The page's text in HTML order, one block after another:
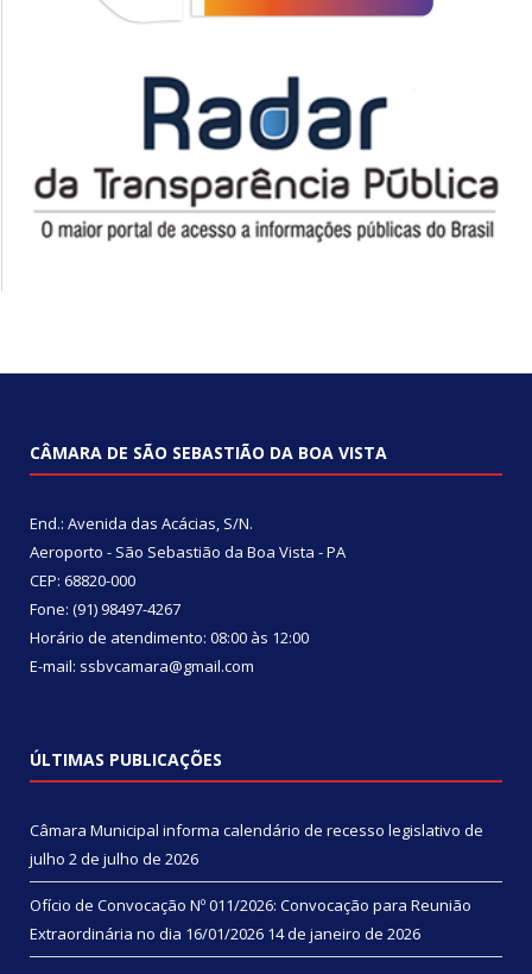
CÂMARA DE SÃO SEBASTIÃO DA BOA VISTA
End.: Avenida das Acácias, S/N.
Aeroporto - São Sebastião da Boa Vista - PA
CEP: 68820-000
Fone: (91) 98497-4267
Horário de atendimento: 08:00 às 12:00
E-mail: ssbvcamara@gmail.com
ÚLTIMAS PUBLICAÇÕES
Câmara Municipal informa calendário de recesso legislativo de
julho 2 de julho de 2026
Ofício de Convocação Nº 011/2026: Convocação para Reunião
Extraordinária no dia 16/01/2026 14 de janeiro de 2026